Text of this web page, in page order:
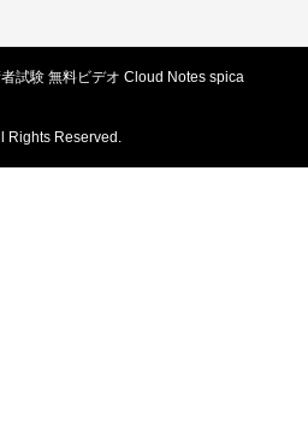
試験 無料ビデオ Cloud Notes spica
Reserved.